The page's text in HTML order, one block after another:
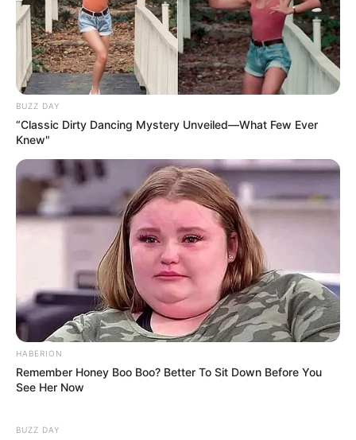
TAGS
ΑΥΤΟΚΙΝΗΤΟ
ΟΔΗΓΟΙ ΧΑΛΚΙΔΑ ΝΕΑ
ΤΑΥΤΟΤΗΤΑ ΚΑΙ ΕΠΙΚΟΙΝΩΝΙΑ
BUZZ DAY
“Classic Dirty Dancing Mystery Unveiled—What Few Ever
Knew"
HABERION
Remember Honey Boo Boo? Better To Sit Down Before You
See Her Now
BUZZ DAY